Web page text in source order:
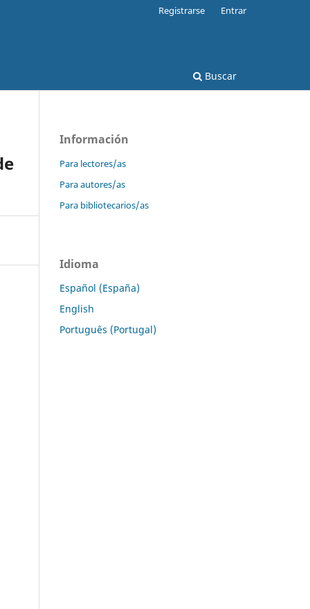
Buscar
Registrarse Entrar
Información
Para lectores/as
Para autores/as
Para bibliotecarios/as
Idioma
Español (España)
English
Português (Portugal)